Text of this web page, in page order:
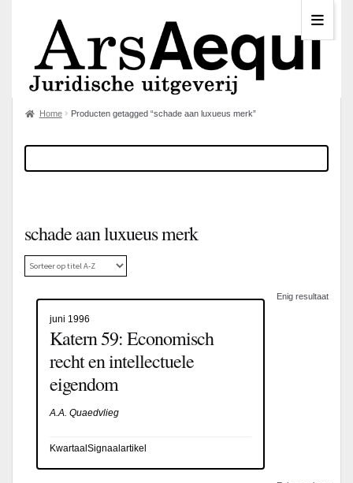
Home Producten getagged “schade aan luxueus merk”
schade aan luxueus merk
Enig resultaat
juni 1996
Katern 59: Economisch
recht en intellectuele
eigendom
A.A. Quaedvlieg
KwartaalSignaalartikel